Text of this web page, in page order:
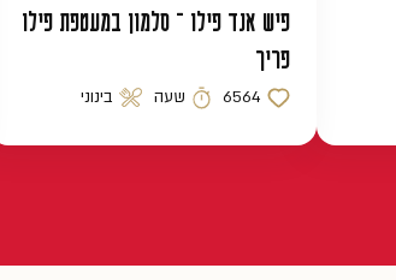
פיש אנד פילו – סלמון במעטפת פילו
פריך
כמות לייקים
6564 זמן הכנה
שעה רמת קושי
בינוני